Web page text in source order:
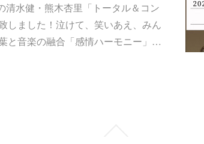
清水健・熊木杏里「トータル＆コン
しました！泣けて、笑いあえ、みん
と音楽の融合「感情ハーモニー」…